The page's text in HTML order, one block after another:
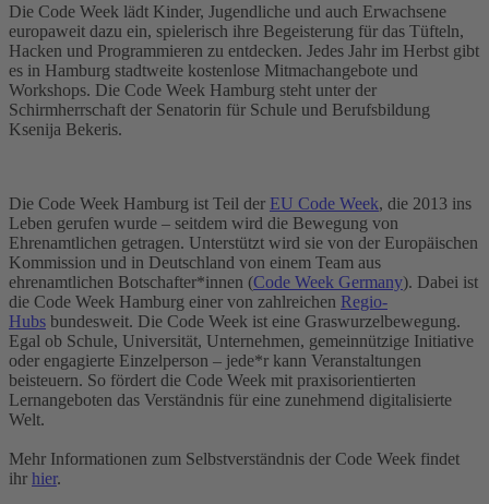
Die Code Week lädt Kinder, Jugendliche und auch Erwachsene
europaweit dazu ein, spielerisch ihre Begeisterung für das Tüfteln,
Hacken und Programmieren zu entdecken. Jedes Jahr im Herbst gibt
es in Hamburg stadtweite kostenlose Mitmachangebote und
Workshops. Die Code Week Hamburg steht unter der
Schirmherrschaft der Senatorin für Schule und Berufsbildung
Ksenija Bekeris.
Die Code Week Hamburg ist Teil der EU Code Week, die 2013 ins
Leben gerufen wurde – seitdem wird die Bewegung von
Ehrenamtlichen getragen. Unterstützt wird sie von der Europäischen
Kommission und in Deutschland von einem Team aus
ehrenamtlichen Botschafter*innen (Code Week Germany). Dabei ist
die Code Week Hamburg einer von zahlreichen Regio-
Hubs bundesweit. Die Code Week ist eine Graswurzelbewegung.
Egal ob Schule, Universität, Unternehmen, gemeinnützige Initiative
oder engagierte Einzelperson – jede*r kann Veranstaltungen
beisteuern. So fördert die Code Week mit praxisorientierten
Lernangeboten das Verständnis für eine zunehmend digitalisierte
Welt.
Mehr Informationen zum Selbstverständnis der Code Week findet
ihr hier.